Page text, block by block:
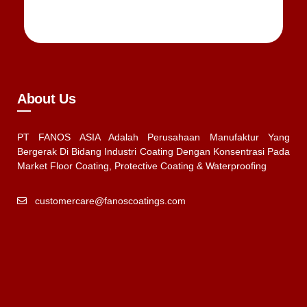
About Us
PT FANOS ASIA Adalah Perusahaan Manufaktur Yang
Bergerak Di Bidang Industri Coating Dengan Konsentrasi Pada
Market Floor Coating, Protective Coating & Waterproofing
customercare@fanoscoatings.com